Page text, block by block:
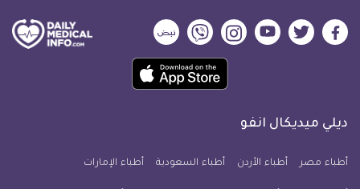
ديلي
فيسبوك
ديلي
تويتر
ديلي
ميديكال
يوتيوب
ديلي
ميديكال
انفو
ديلي
ميديكال
انفو
ديلي
ميديكال
انفو
حمل
تطبيق
معلومة
ديلي ميديكال انفو
أطباء مصر أطباء الأردن أطباء السعودية أطباء الإمارات